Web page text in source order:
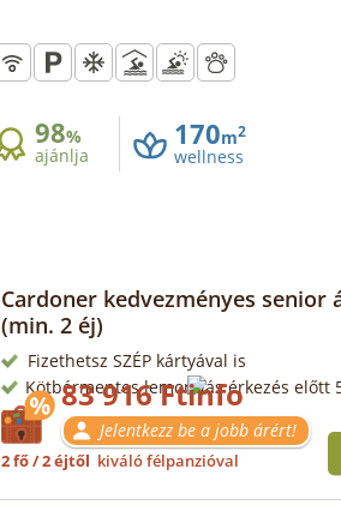
98%
ajánlja
170m2
wellness
Cardoner kedvezményes senior
(min. 2 éj)
Fizethetsz SZÉP kártyával is
Kötbérmentes lemondás érkezés előtt
83 916 Ft
Jelentkezz be a jobb árért!
2 fő / 2 éjtől kiváló félpanzióval